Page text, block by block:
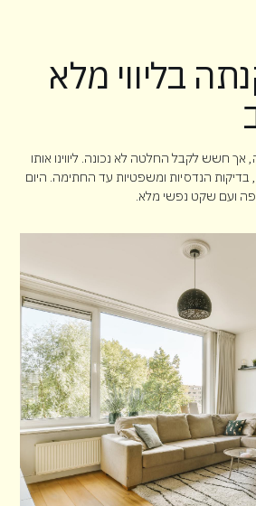
בליווי מלא
חשש לקבל החלטה לא נכונה. ליווינו אותו
בדיקות הנדסיות ומשפטיות עד החתימה. היום
ועם שקט נפשי מלא.